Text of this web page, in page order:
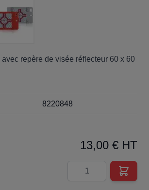
repère de visée réflecteur 60 x 60
8220848
13,00 € HT
Quantité